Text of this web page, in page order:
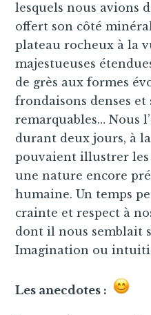
lesquels nous avions
offert son côté
plateau rocheux à la
majestueuses
de grès aux formes
frondaisons denses et
remarquables… Nous
durant deux jours, à
pouvaient illustrer les
une nature encore
humaine. Un temps
crainte et respect à
dont il nous semblait
Imagination ou
Les anecdotes :